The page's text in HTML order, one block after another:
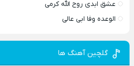
عشق ابدی روح الله کرمی
الوعده وفا ابی عالی
گلچین آهنگ ها